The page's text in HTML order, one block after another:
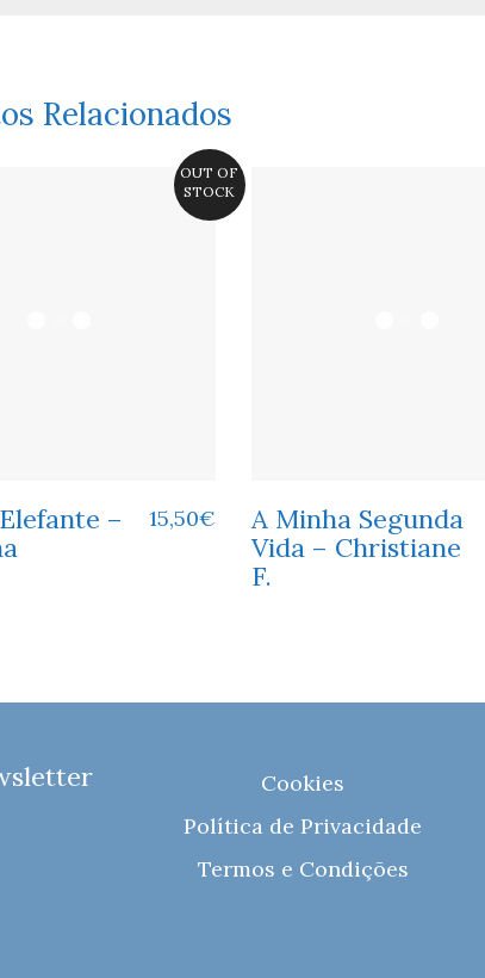
Relacionados
OUT OF
STOCK
–
15,50€
A Minha Segunda
Vida – Christiane
F.
Cookies
Política de Privacidade
Termos e Condições